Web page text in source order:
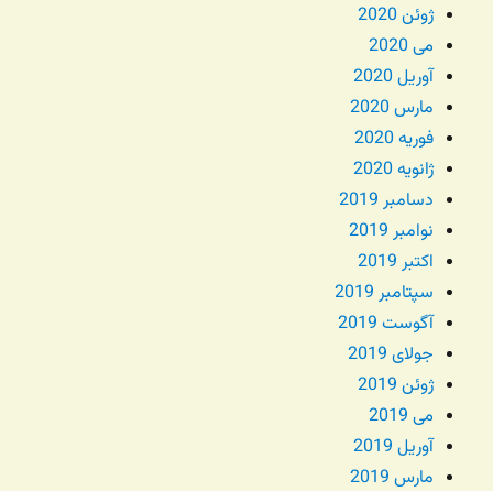
ژوئن 2020
می 2020
آوریل 2020
مارس 2020
فوریه 2020
ژانویه 2020
دسامبر 2019
نوامبر 2019
اکتبر 2019
سپتامبر 2019
آگوست 2019
جولای 2019
ژوئن 2019
می 2019
آوریل 2019
مارس 2019